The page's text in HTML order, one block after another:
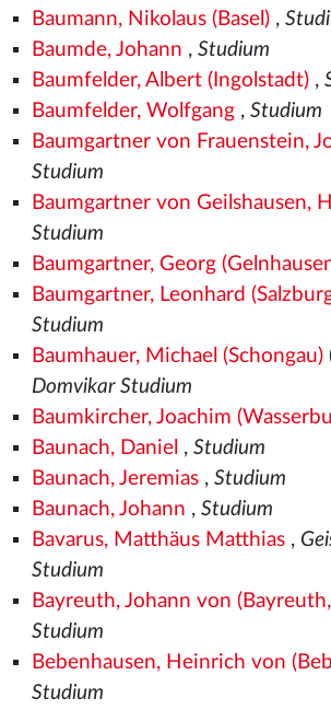
Baumann, Nikolaus (Basel),
Baumde, Johann , Studium
Baumfelder, Albert (Ingolstadt),
Baumfelder, Wolfgang, Studium
Baumgartner von Frauenstein,
Studium
Baumgartner von Geilshausen,
Studium
Baumgartner, Georg
Baumgartner, Leonhard
Studium
Baumhauer, Michael (Schongau)
Domvikar Studium
Baumkircher, Joachim
Baunach, Daniel , Studium
Baunach, Jeremias, Studium
Baunach, Johann , Studium
Bavarus, Matthäus Matthias,
Studium
Bayreuth, Johann von
Studium
Bebenhausen, Heinrich von
Studium